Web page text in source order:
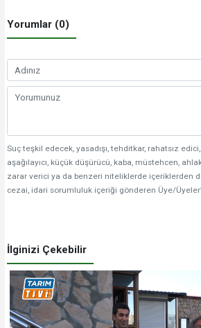
Yorumlar (0)
Suç teşkil edecek, yasadışı, tehditkar, rahatsız
aşağılayıcı, küçük düşürücü, kaba, müstehcen,
zarar verici ya da benzeri niteliklerde içeriklerden
cezai, idari sorumluluk içeriği gönderen Üye/
İlginizi Çekebilir